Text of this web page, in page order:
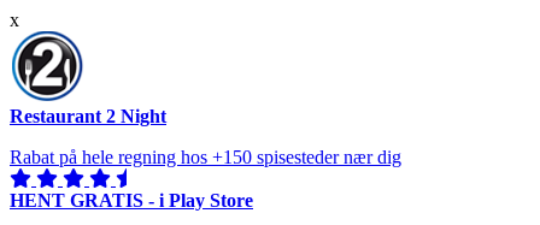
x
Restaurant 2 Night
Rabat på hele regning hos +150 spisesteder nær dig
HENT GRATIS - i Play Store